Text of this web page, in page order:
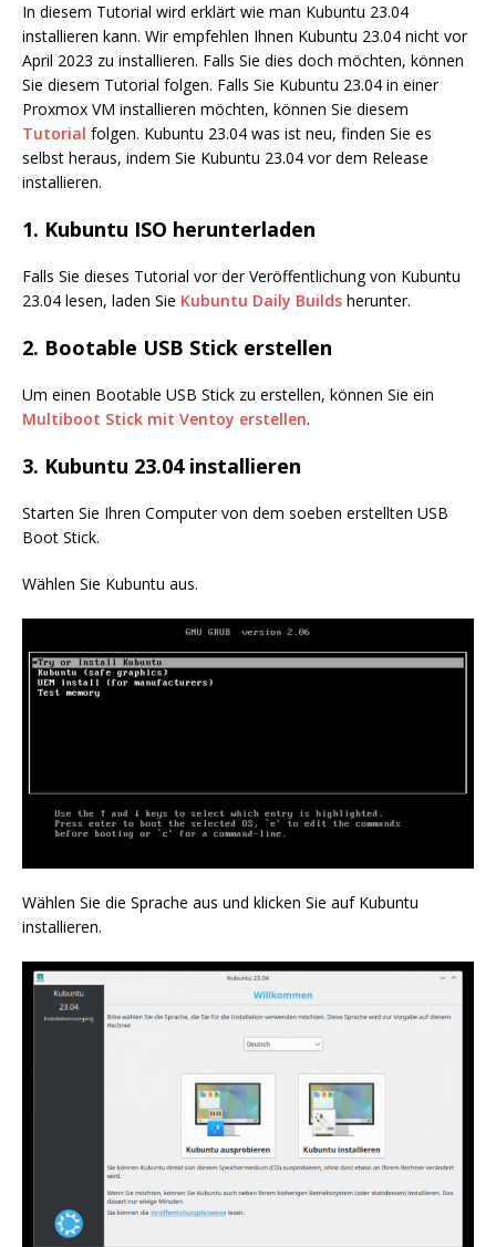
In diesem Tutorial wird erklärt wie man Kubuntu 23.04
installieren kann. Wir empfehlen Ihnen Kubuntu 23.04 nicht vor
April 2023 zu installieren. Falls Sie dies doch möchten, können
Sie diesem Tutorial folgen. Falls Sie Kubuntu 23.04 in einer
Proxmox VM installieren möchten, können Sie diesem
Tutorial folgen. Kubuntu 23.04 was ist neu, finden Sie es
selbst heraus, indem Sie Kubuntu 23.04 vor dem Release
installieren.
1. Kubuntu ISO herunterladen
Falls Sie dieses Tutorial vor der Veröffentlichung von Kubuntu
23.04 lesen, laden Sie Kubuntu Daily Builds herunter.
2. Bootable USB Stick erstellen
Um einen Bootable USB Stick zu erstellen, können Sie ein
Multiboot Stick mit Ventoy erstellen.
3. Kubuntu 23.04 installieren
Starten Sie Ihren Computer von dem soeben erstellten USB
Boot Stick.
Wählen Sie Kubuntu aus.
Wählen Sie die Sprache aus und klicken Sie auf Kubuntu
installieren.